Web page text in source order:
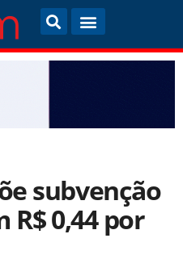
subvenção
R$ 0,44 por